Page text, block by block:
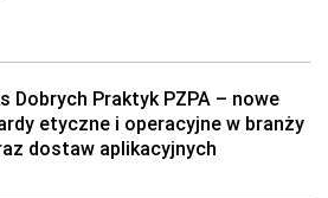
Dobrych Praktyk PZPA – nowe
etyczne i operacyjne w branży
dostaw aplikacyjnych